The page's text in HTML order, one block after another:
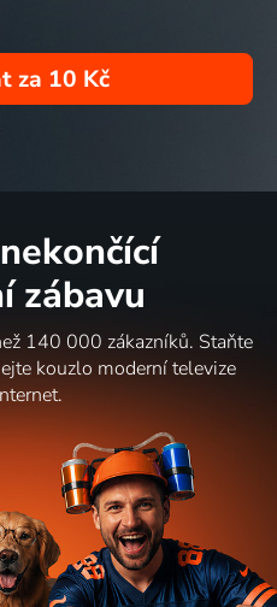
za 10 Kč
zábavu
140 000 zákazníků. Staňte
kouzlo moderní televize